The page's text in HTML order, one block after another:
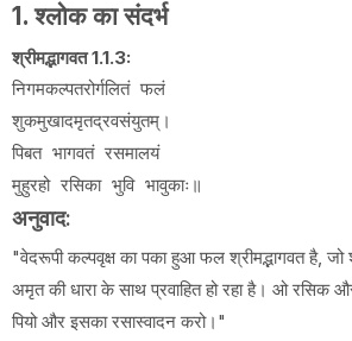
1. श्लोक का संदर्भ
श्रीमद्भागवत 1.1.3:
निगमकल्पतरोर्गलितं फलं
शुकमुखादमृतद्रवसंयुतम्।
पिबत भागवतं रसमालयं
अनुवाद:
"वेदरूपी कल्पवृक्ष का पका हुआ फल श्रीमद्भागवत है,
अमृत की धारा के साथ प्रवाहित हो रहा है। ओ रसिक
पियो और इसका रसास्वादन करो।"